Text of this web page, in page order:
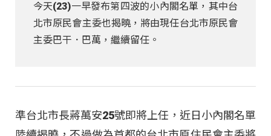
今天(23)一早發布第四波的小內閣名單，其中台
北市原民會主委也揭曉，將由現任台北市原民會
主委巴干．巴萬，繼續留任。
準台北市長蔣萬安25號即將上任，近日小內閣名單